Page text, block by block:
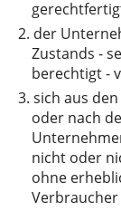
2. der
Zustands -
berechtigt -
3. sich aus
oder nach
nicht oder
ohne